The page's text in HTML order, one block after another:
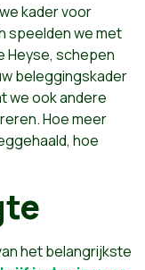
kader voor
speelden we met
Heyse, schepen
beleggingskader
we ook andere
Hoe meer
hoe
het belangrijkste